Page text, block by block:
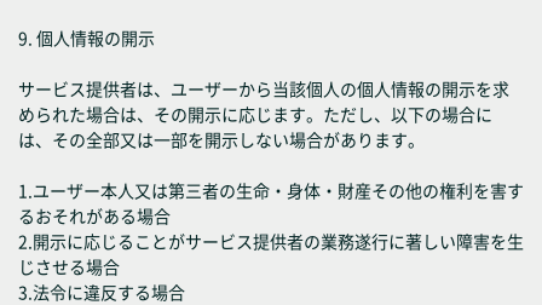
9. 個人情報の開示
サービス提供者は、ユーザーから当該個人の個人情報の開示を求
められた場合は、その開示に応じます。ただし、以下の場合に
は、その全部又は一部を開示しない場合があります。
1.ユーザー本人又は第三者の生命・身体・財産その他の権利を害す
るおそれがある場合
2.開示に応じることがサービス提供者の業務遂行に著しい障害を生
じさせる場合
3.法令に違反する場合